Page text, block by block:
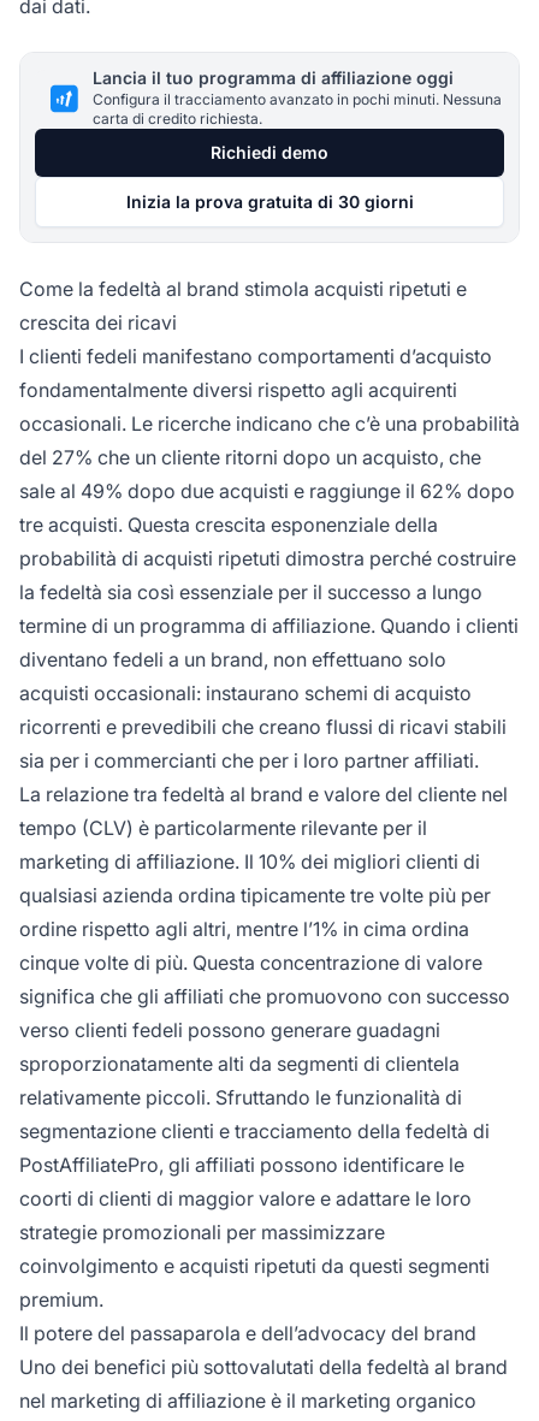
dai dati.
Lancia il tuo programma di affiliazione oggi
Configura il tracciamento avanzato in pochi minuti. Nessuna
carta di credito richiesta.
Richiedi demo
Inizia la prova gratuita di 30 giorni
Come la fedeltà al brand stimola acquisti ripetuti e
crescita dei ricavi
I clienti fedeli manifestano comportamenti d’acquisto
fondamentalmente diversi rispetto agli acquirenti
occasionali. Le ricerche indicano che c’è una probabilità
del 27% che un cliente ritorni dopo un acquisto, che
sale al 49% dopo due acquisti e raggiunge il 62% dopo
tre acquisti. Questa crescita esponenziale della
probabilità di acquisti ripetuti dimostra perché costruire
la fedeltà sia così essenziale per il successo a lungo
termine di un programma di affiliazione. Quando i clienti
diventano fedeli a un brand, non effettuano solo
acquisti occasionali: instaurano schemi di acquisto
ricorrenti e prevedibili che creano flussi di ricavi stabili
sia per i commercianti che per i loro partner affiliati.
La relazione tra fedeltà al brand e valore del cliente nel
tempo (CLV) è particolarmente rilevante per il
marketing di affiliazione. Il 10% dei migliori clienti di
qualsiasi azienda ordina tipicamente tre volte più per
ordine rispetto agli altri, mentre l’1% in cima ordina
cinque volte di più. Questa concentrazione di valore
significa che gli affiliati che promuovono con successo
verso clienti fedeli possono generare guadagni
sproporzionatamente alti da segmenti di clientela
relativamente piccoli. Sfruttando le funzionalità di
segmentazione clienti e tracciamento della fedeltà di
PostAffiliatePro, gli affiliati possono identificare le
coorti di clienti di maggior valore e adattare le loro
strategie promozionali per massimizzare
coinvolgimento e acquisti ripetuti da questi segmenti
premium.
Il potere del passaparola e dell’advocacy del brand
Uno dei benefici più sottovalutati della fedeltà al brand
nel marketing di affiliazione è il marketing organico